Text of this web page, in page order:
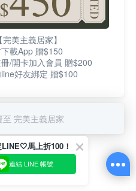
完美主義居家】
載App 贈$150
/開卡加入會員 贈$200
好友綁定 贈$100
至 完美主義居家
馬上折100！
連結 LINE 帳號